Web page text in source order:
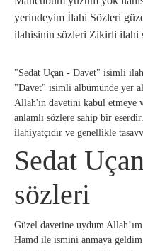
yerindeyim İlahi Sözleri
ilahisinin sözleri Zikirli ilahi
"Sedat Uçan - Davet" isimli
"Davet" isimli albümünde yer
Allah'ın davetini kabul etmeye
anlamlı sözlere sahip bir
ilahiyatçıdır ve genellikle
Sedat
sözleri
Güzel davetine uydum Allah’ım
Hamd ile ismini anmaya geldim